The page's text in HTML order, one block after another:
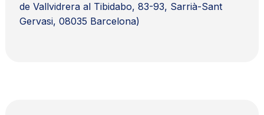
de Vallvidrera al Tibidabo, 83-93, Sarrià-Sant
Gervasi, 08035 Barcelona)